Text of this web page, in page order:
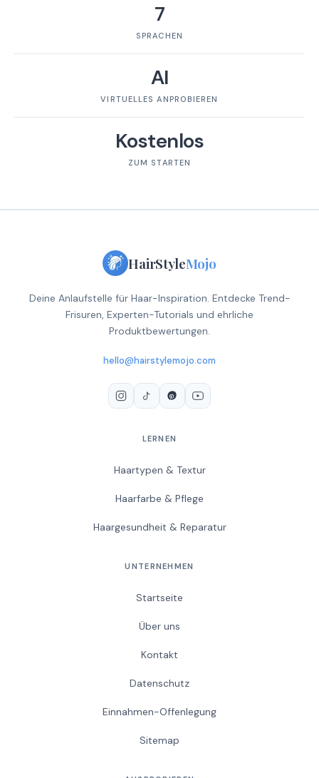
7
SPRACHEN
AI
VIRTUELLES ANPROBIEREN
Kostenlos
ZUM STARTEN
HairStyleMojo
Deine Anlaufstelle für Haar-Inspiration. Entdecke Trend-
Frisuren, Experten-Tutorials und ehrliche
Produktbewertungen.
hello@hairstylemojo.com
LERNEN
Haartypen & Textur
Haarfarbe & Pflege
Haargesundheit & Reparatur
UNTERNEHMEN
Startseite
Über uns
Kontakt
Datenschutz
Einnahmen-Offenlegung
Sitemap